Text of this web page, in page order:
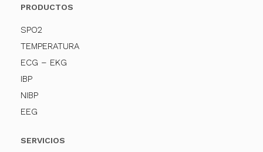
PRODUCTOS
SPO2
TEMPERATURA
ECG – EKG
IBP
NIBP
EEG
SERVICIOS